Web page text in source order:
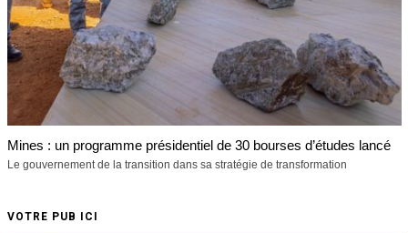
Mines : un programme présidentiel de 30 bourses d’études lancé
Le gouvernement de la transition dans sa stratégie de transformation
VOTRE PUB ICI